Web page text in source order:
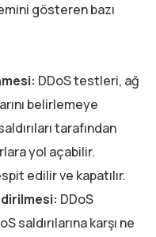
gösteren bazı
DDoS testleri, ağ
belirlemeye
tarafından
yol açabilir.
edilir ve kapatılır.
DDoS
saldırılarına karşı ne